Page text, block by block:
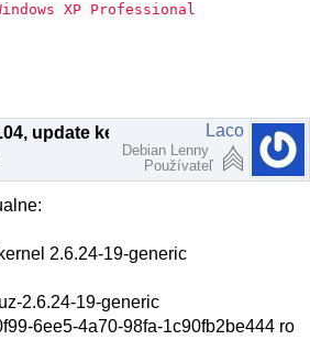
XP Professional
Laco
Debian Lenny
Používateľ
2.6.24-19-generic
2.6.24-19-generic
6ee5-4a70-98fa-1c90fb2be444 ro